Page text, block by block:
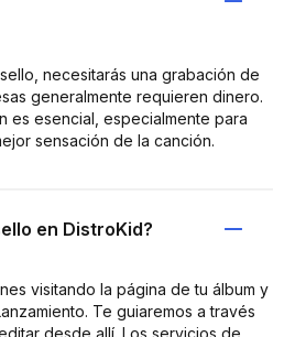
necesitarás una grabación de
generalmente requieren dinero.
es esencial, especialmente para
sensación de la canción.
en DistroKid?
visitando la página de tu álbum y
Te guiaremos a través
desde allí. Los servicios de